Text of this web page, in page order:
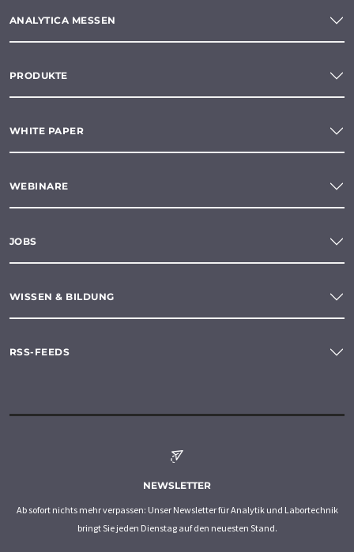
ANALYTICA MESSEN
PRODUKTE
WHITE PAPER
WEBINARE
JOBS
WISSEN & BILDUNG
RSS-FEEDS
NEWSLETTER
Ab sofort nichts mehr verpassen: Unser Newsletter für Analytik und Labortechnik
bringt Sie jeden Dienstag auf den neuesten Stand.